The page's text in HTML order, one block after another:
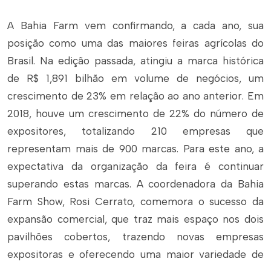
A Bahia Farm vem confirmando, a cada ano, sua
posição como uma das maiores feiras agrícolas do
Brasil. Na edição passada, atingiu a marca histórica
de R$ 1,891 bilhão em volume de negócios, um
crescimento de 23% em relação ao ano anterior. Em
2018, houve um crescimento de 22% do número de
expositores, totalizando 210 empresas que
representam mais de 900 marcas. Para este ano, a
expectativa da organização da feira é continuar
superando estas marcas. A coordenadora da Bahia
Farm Show, Rosi Cerrato, comemora o sucesso da
expansão comercial, que traz mais espaço nos dois
pavilhões cobertos, trazendo novas empresas
expositoras e oferecendo uma maior variedade de